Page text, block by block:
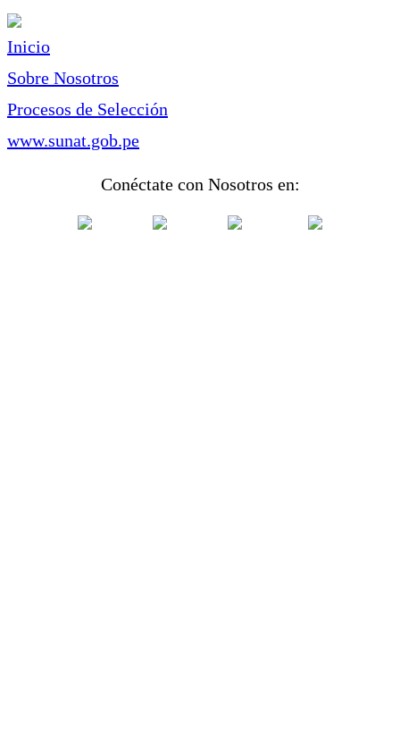
Inicio
Sobre Nosotros
Procesos de Selección
www.sunat.gob.pe
Conéctate con Nosotros en: